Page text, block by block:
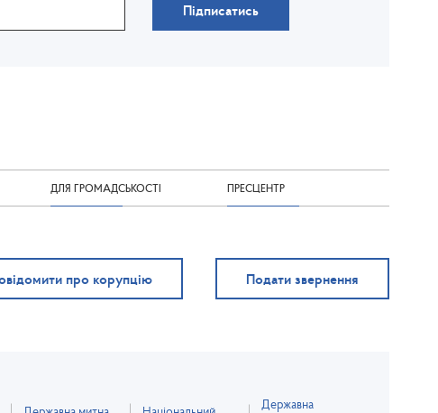
Підписатись
ДЛЯ ГРОМАДСЬКОСТІ ПРЕСЦЕНТР
про корупцію Подати звернення
Державна